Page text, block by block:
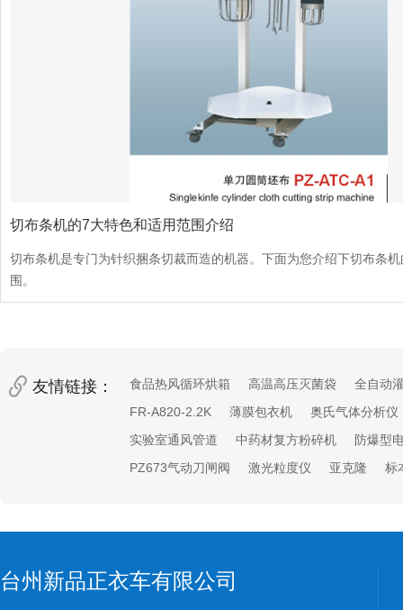
在新的世纪中，我们面临着巨大的机遇和挑战，品正人满怀信心
造出更多、更优、更高效的缝制设备回报社会。品正人真诚地欢迎
切布条机的7大特色和适用范围介绍
切布条机是专门为针织捆条切裁而造的机器。下面为您介绍下切布条
围。
友情链接： 食品热风循环烘箱 高温高压灭菌袋
全自动
FR-A820-2.2K
薄膜包衣机
奥氏气体分析仪
实验室通风管道
中药材复方粉碎机
防爆型
PZ673气动刀闸阀
激光粒度仪 亚克隆 标
台州新品正衣车有限公司